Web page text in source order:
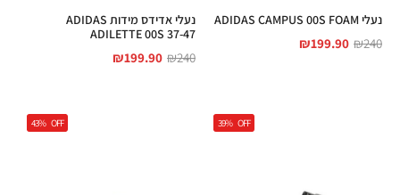
נעלי ADIDAS CAMPUS 00S FOAM
₪240
₪199.90
נעלי אדידס מידות ADIDAS
ADILETTE 00S 37-47
₪240
₪199.90
39% OFF
43% OFF